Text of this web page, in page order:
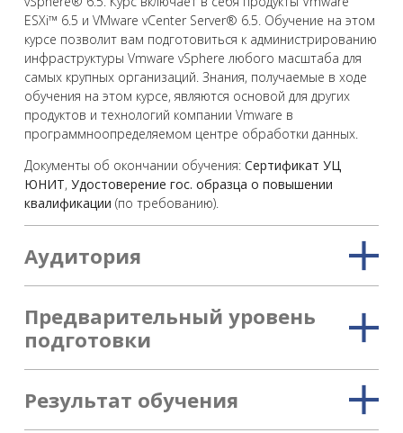
ESXi™ 6.5 и VMware vCenter Server® 6.5. Обучение на этом
курсе позволит вам подготовиться к администрированию
инфраструктуры Vmware vSphere любого масштаба для
самых крупных организаций. Знания, получаемые в ходе
обучения на этом курсе, являются основой для других
продуктов и технологий компании Vmware в
программноопределяемом центре обработки данных.
Документы об окончании обучения: Сертификат УЦ
ЮНИТ, Удостоверение гос. образца о повышении
квалификации (по требованию).
Аудитория
Предварительный уровень
подготовки
Результат обучения